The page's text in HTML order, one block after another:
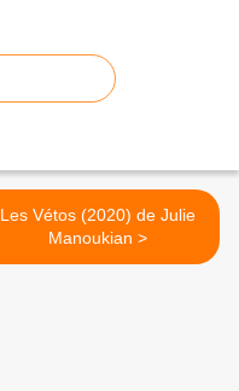
Les Vétos (2020) de Julie
Manoukian >